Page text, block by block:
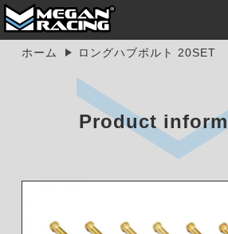
ホーム ロングハブボルト 20SET
Product